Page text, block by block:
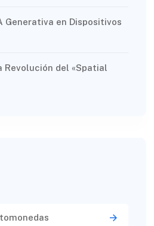
Generativa en Dispositivos
Revolución del «Spatial